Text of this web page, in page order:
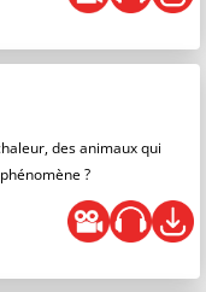
des animaux qui
?